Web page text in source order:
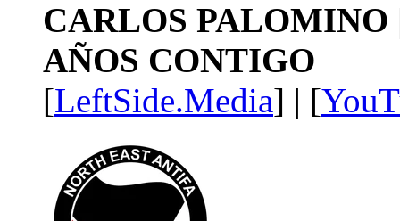
CARLOS PALOMINO
AÑOS CONTIGO
[LeftSide.Media] | [